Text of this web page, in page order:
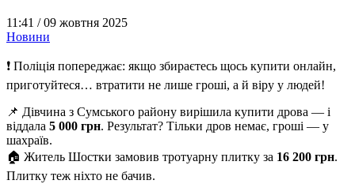
11:41 /09 жовтня 2025
Новини
❗️ Поліція попереджає: якщо збираєтесь щось купити онлайн,
приготуйтеся… втратити не лише гроші, а й віру у людей!
📌 Дівчина з Сумського району вирішила купити дрова — і
віддала 5 000 грн. Результат? Тільки дров немає, гроші — у
шахраїв.
🏠 Житель Шостки замовив тротуарну плитку за 16 200 грн.
Плитку теж ніхто не бачив.